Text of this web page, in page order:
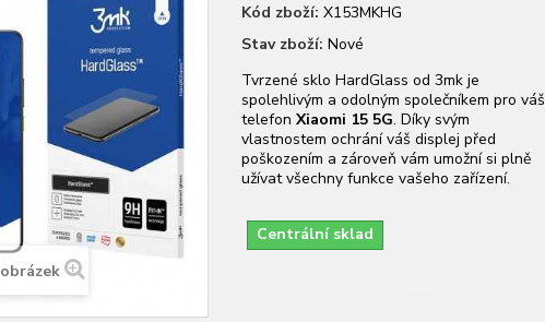
Kód zboží: X153MKHG
Stav zboží: Nové
Tvrzené sklo HardGlass od 3mk je
spolehlivým a odolným společníkem pro váš
telefonXiaomi 15 5G. Díky svým
vlastnostem ochrání váš displej před
poškozením a zároveň vám umožní si plně
užívat všechny funkce vašeho zařízení.
Centrální sklad